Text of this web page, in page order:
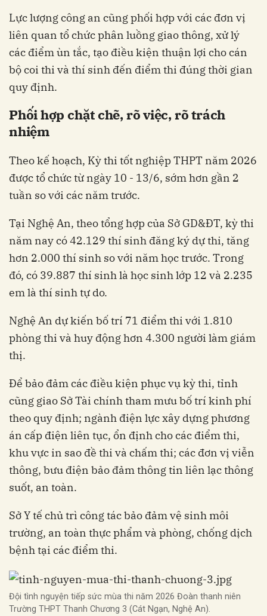
Lực lượng công an cũng phối hợp với các đơn vị
liên quan tổ chức phân luồng giao thông, xử lý
các điểm ùn tắc, tạo điều kiện thuận lợi cho cán
bộ coi thi và thí sinh đến điểm thi đúng thời gian
quy định.
Phối hợp chặt chẽ, rõ việc, rõ trách
nhiệm
Theo kế hoạch, Kỳ thi tốt nghiệp THPT năm 2026
được tổ chức từ ngày 10 - 13/6, sớm hơn gần 2
tuần so với các năm trước.
Tại Nghệ An, theo tổng hợp của Sở GD&ĐT, kỳ thi
năm nay có 42.129 thí sinh đăng ký dự thi, tăng
hơn 2.000 thí sinh so với năm học trước. Trong
đó, có 39.887 thí sinh là học sinh lớp 12 và 2.235
em là thí sinh tự do.
Nghệ An dự kiến bố trí 71 điểm thi với 1.810
phòng thi và huy động hơn 4.300 người làm giám
thị.
Để bảo đảm các điều kiện phục vụ kỳ thi, tỉnh
cũng giao Sở Tài chính tham mưu bố trí kinh phí
theo quy định; ngành điện lực xây dựng phương
án cấp điện liên tục, ổn định cho các điểm thi,
khu vực in sao đề thi và chấm thi; các đơn vị viễn
thông, bưu điện bảo đảm thông tin liên lạc thông
suốt, an toàn.
Sở Y tế chủ trì công tác bảo đảm vệ sinh môi
trường, an toàn thực phẩm và phòng, chống dịch
bệnh tại các điểm thi.
Đội tình nguyện tiếp sức mùa thi năm 2026 Đoàn thanh niên
Trường THPT Thanh Chương 3 (Cát Ngạn, Nghệ An).